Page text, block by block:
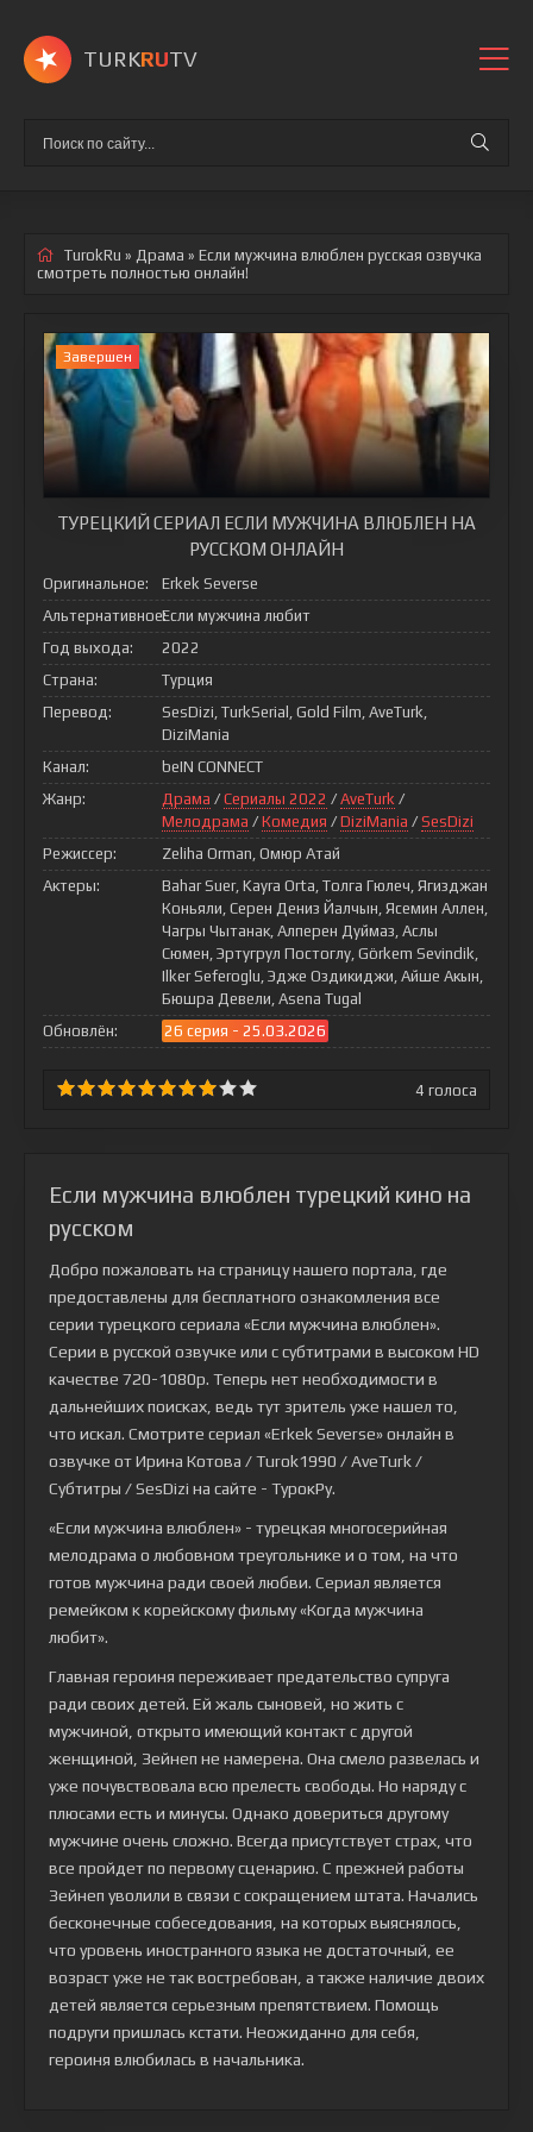
TURKRUTV
TurokRu » Драма » Если мужчина влюблен русская озвучка
смотреть полностью онлайн!
Завершен
ТУРЕЦКИЙ СЕРИАЛ ЕСЛИ МУЖЧИНА ВЛЮБЛЕН НА
РУССКОМ ОНЛАЙН
Оригинальное:
Erkek Severse
Альтернативное:Если мужчина любит
Год выхода:
2022
Страна:
Турция
Перевод:
SesDizi, TurkSerial, Gold Film, AveTurk,
DiziMania
Канал:
beIN CONNECT
Жанр:
Драма / Сериалы 2022 / AveTurk /
Мелодрама / Комедия / DiziMania / SesDizi
Режиссер:
Zeliha Orman, Омюр Атай
Актеры:
Bahar Suer, Kayra Orta, Толга Гюлеч, Ягизджан
Коньяли, Серен Дениз Йалчын, Ясемин Аллен,
Чагры Чытанак, Алперен Дуймаз, Аслы
Сюмен, Эртугрул Постоглу, Görkem Sevindik,
Ilker Seferoglu, Эдже Оздикиджи, Айше Акын,
Бюшра Девели, Asena Tugal
Обновлён:
26 серия - 25.03.2026
4 голоса
Если мужчина влюблен турецкий кино на
русском
Добро пожаловать на страницу нашего портала, где
предоставлены для бесплатного ознакомления все
серии турецкого сериала «Если мужчина влюблен».
Серии в русской озвучке или с субтитрами в высоком HD
качестве 720-1080p. Теперь нет необходимости в
дальнейших поисках, ведь тут зритель уже нашел то,
что искал. Смотрите сериал «Erkek Severse» онлайн в
озвучке от Ирина Котова / Turok1990 / AveTurk /
Субтитры / SesDizi на сайте - ТурокРу.
«Если мужчина влюблен» - турецкая многосерийная
мелодрама о любовном треугольнике и о том, на что
готов мужчина ради своей любви. Сериал является
ремейком к корейскому фильму «Когда мужчина
любит».
Главная героиня переживает предательство супруга
ради своих детей. Ей жаль сыновей, но жить с
мужчиной, открыто имеющий контакт с другой
женщиной, Зейнеп не намерена. Она смело развелась и
уже почувствовала всю прелесть свободы. Но наряду с
плюсами есть и минусы. Однако довериться другому
мужчине очень сложно. Всегда присутствует страх, что
все пройдет по первому сценарию. С прежней работы
Зейнеп уволили в связи с сокращением штата. Начались
бесконечные собеседования, на которых выяснялось,
что уровень иностранного языка не достаточный, ее
возраст уже не так востребован, а также наличие двоих
детей является серьезным препятствием. Помощь
подруги пришлась кстати. Неожиданно для себя,
героиня влюбилась в начальника.